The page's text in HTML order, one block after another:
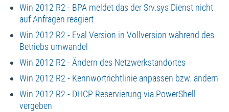
Win 2012 R2 - BPA meldet das der Srv.sys Dienst nicht
auf Anfragen reagiert
Win 2012 R2 - Eval Version in Vollversion während des
Betriebs umwandel
Win 2012 R2 - Ändern des Netzwerkstandortes
Win 2012 R2 - Kennwortrichtlinie anpassen bzw. ändern
Win 2012 R2 - DHCP Reservierung via PowerShell
vergeben